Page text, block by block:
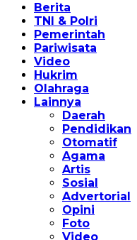
Berita
TNI & Polri
Pemerintah
Pariwisata
Video
Hukrim
Olahraga
Lainnya
Daerah
Pendidikan
Otomatif
Agama
Artis
Sosial
Advertorial
Opini
Foto
Video